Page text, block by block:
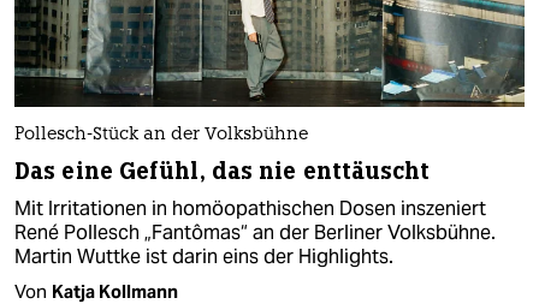
Pollesch-Stück an der Volksbühne
Das eine Gefühl, das nie enttäuscht
Mit Irritationen in homöopathischen Dosen inszeniert
René Pollesch „Fantômas“ an der Berliner Volksbühne.
Martin Wuttke ist darin eins der Highlights.
Von Katja Kollmann